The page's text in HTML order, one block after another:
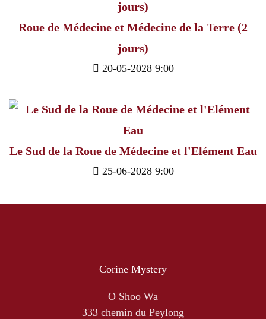
Roue de Médecine et Médecine de la Terre (2
jours)
20-05-2028 9:00
Le Sud de la Roue de Médecine et l'Elément Eau
25-06-2028 9:00
Corine Mystery
O Shoo Wa
333 chemin du Peylong